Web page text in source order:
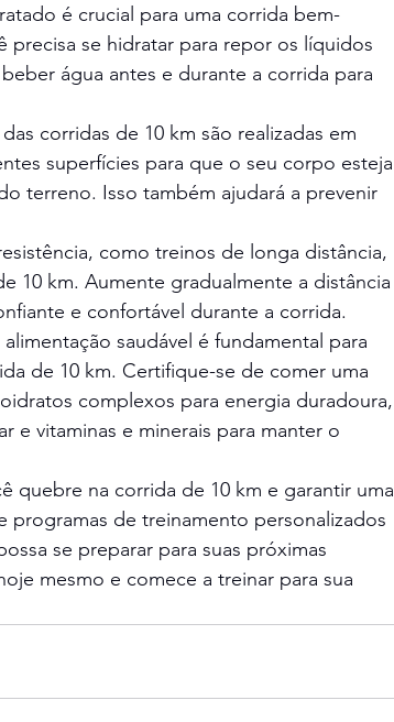
é crucial para uma corrida bem-
precisa se hidratar para repor os líquidos
água antes e durante a corrida para
corridas de 10 km são realizadas em
superfícies para que o seu corpo esteja
terreno. Isso também ajudará a prevenir
como treinos de longa distância,
10 km. Aumente gradualmente a distância
e confortável durante a corrida.
alimentação saudável é fundamental para
de 10 km. Certifique-se de comer uma
complexos para energia duradoura,
e vitaminas e minerais para manter o
quebre na corrida de 10 km e garantir uma
programas de treinamento personalizados
se preparar para suas próximas
mesmo e comece a treinar para sua